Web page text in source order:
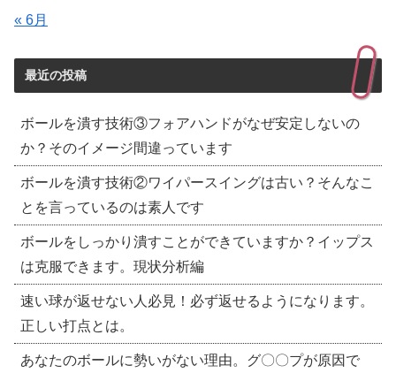
« 6月
最近の投稿
ボールを潰す技術③フォアハンドがなぜ安定しないの
か？そのイメージ間違っています
ボールを潰す技術②ワイパースイングは古い？そんなこ
とを言っているのは素人です
ボールをしっかり潰すことができていますか？イップス
は克服できます。現状分析編
速い球が返せない人必見！必ず返せるようになります。
正しい打点とは。
あなたのボールに勢いがない理由。グ〇〇プが原因で